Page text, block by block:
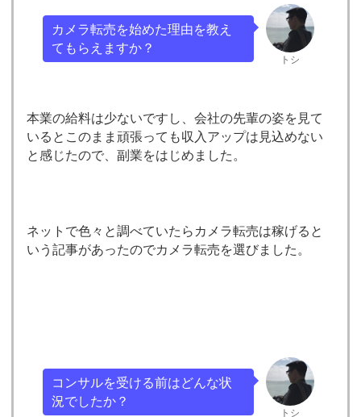
トシ
カメラ転売を始めた理由を教え
てもらえますか？
本業の給料は少ないですし、会社の先輩の姿を見て
いるとこのまま頑張っても収入アップは見込めない
と感じたので、副業をはじめました。
ネットで色々と調べていたらカメラ転売は稼げると
いう記事があったのでカメラ転売を選びました。
トシ
コンサルを受ける前はどんな状
況でしたか？